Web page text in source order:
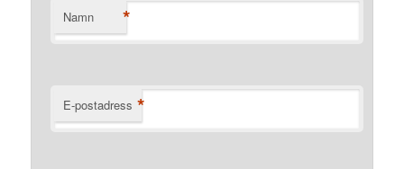
Namn *
E-postadress *